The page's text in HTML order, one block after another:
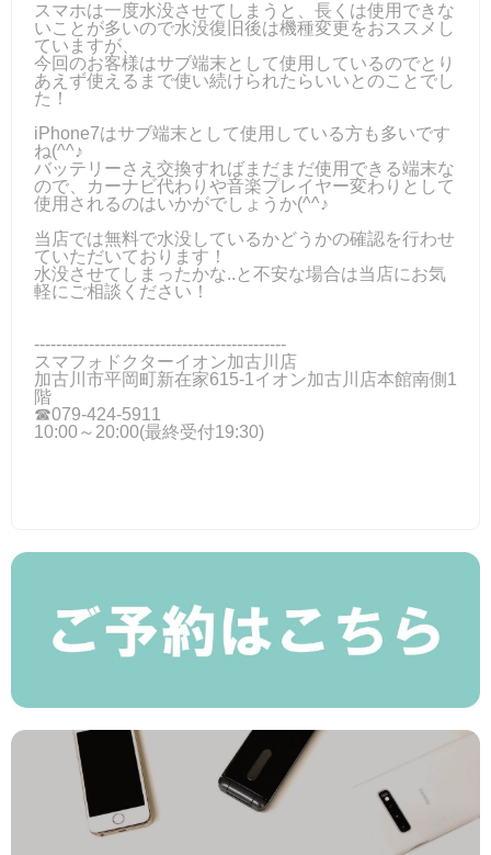
スマホは一度水没させてしまうと、長くは使用できな
いことが多いので水没復旧後は機種変更をおススメし
ていますが、
今回のお客様はサブ端末として使用しているのでとり
あえず使えるまで使い続けられたらいいとのことでし
た！
iPhone7はサブ端末として使用している方も多いです
ね(^^♪
バッテリーさえ交換すればまだまだ使用できる端末な
ので、カーナビ代わりや音楽プレイヤー変わりとして
使用されるのはいかがでしょうか(^^♪
当店では無料で水没しているかどうかの確認を行わせ
ていただいております！
水没させてしまったかな..と不安な場合は当店にお気
軽にご相談ください！
----------------------------------------------
スマフォドクターイオン加古川店
加古川市平岡町新在家615-1イオン加古川店本館南側1
階
☎079-424-5911
10:00～20:00(最終受付19:30)